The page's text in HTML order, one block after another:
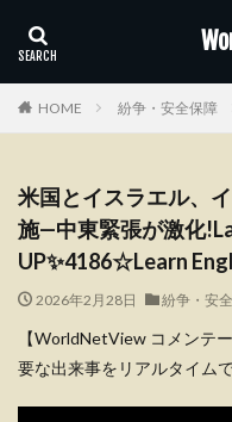
HOME 紛争・安全保障
米国とイスラエル、
施—中東緊張が激化
UP✨4186☆Learn
2026年2月28日 紛争・安
【WorldNetView コメンテ
要な出来事をリアルタイム